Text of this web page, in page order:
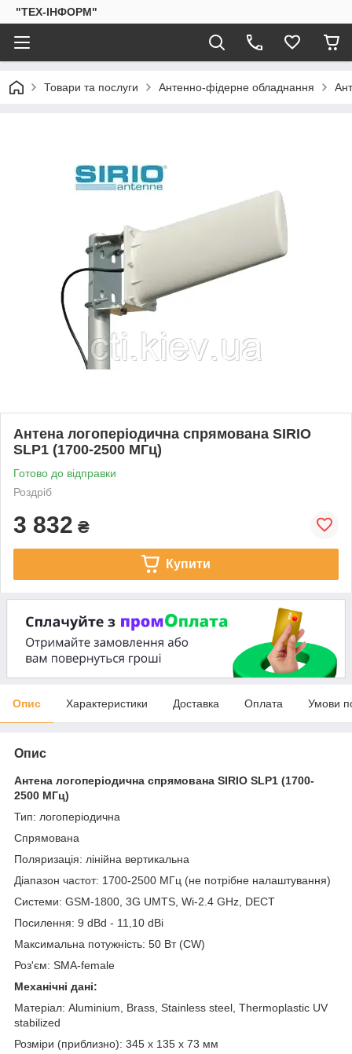
"ТЕХ-ІНФОРМ"
Товари та послуги Антенно-фідерне обладнання
Антена логоперіодична спрямована SIRIO
SLP1 (1700-2500 МГц)
Готово до відправки
Роздріб
3 832 ₴
Купити
Опис Характеристики Доставка Оплата Умови
Опис
Антена логоперіодична спрямована SIRIO SLP1 (1700-
2500 МГц)
Тип: логоперіодична
Спрямована
Поляризація: лінійна вертикальна
Діапазон частот: 1700-2500 МГц (не потрібне налаштування)
Системи: GSM-1800, 3G UMTS, Wi-2.4 GHz, DECT
Посилення: 9 dBd - 11,10 dBi
Максимальна потужність: 50 Вт (CW)
Роз'єм: SMA-female
Механічні дані:
Матеріал: Aluminium, Brass, Stainless steel, Thermoplastic UV
stabilized
Розміри (приблизно): 345 x 135 x 73 мм